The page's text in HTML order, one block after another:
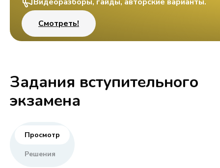
Смотреть!
Задания вступительного
экзамена
Просмотр
Решения